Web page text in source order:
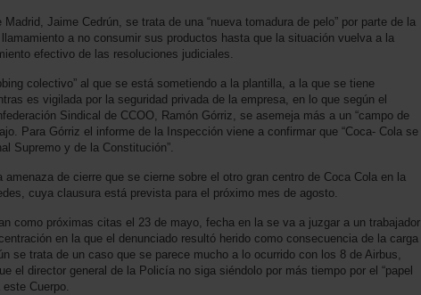
Jaime Cedrún, se trata de una “nueva tomadura de pelo” por parte de la
a no consumir sus productos hasta que la situación vuelva a la
efectivo de las resoluciones judiciales.
colectivo” al que se está sometiendo a la plantilla, a la que se tiene
es vigilada por la seguridad privada de la empresa, en lo que según el
Sindical de CCOO, Ramón Górriz, se asemeja más a un “campo de
Para Górriz el informe de la Inspección viene a confirmar que “Coca- Cola se
Supremo y de la Constitución”.
de cierre que se cierne sobre el otro gran centro de Coca Cola en la
cuya clausura está prevista para el próximo mes de agosto.
como próximas citas el 23 de mayo, fecha en la se va a juzgar a un trabajador
en la que el denunciado resultó herido como consecuencia de la carga
se trata de un caso que se parece mucho a lo ocurrido con los 8 de Airbus,
el director general de la Policía no siga siéndolo por más tiempo por el “papel
Cuerpo.